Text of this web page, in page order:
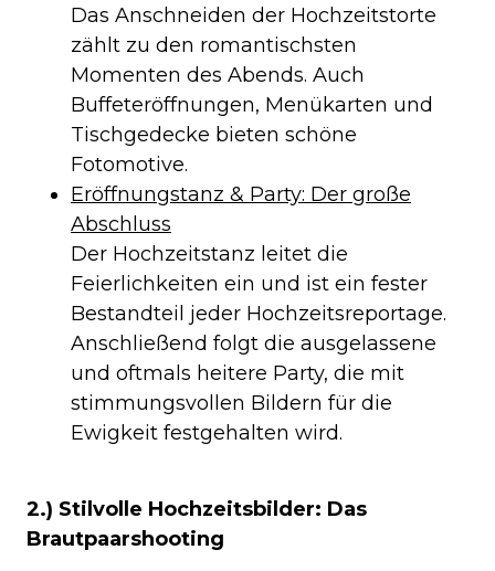
Das Anschneiden der Hochzeitstorte
zählt zu den romantischsten
Momenten des Abends. Auch
Buffeteröffnungen, Menükarten und
Tischgedecke bieten schöne
Fotomotive.
Eröffnungstanz & Party: Der große
Abschluss
Der Hochzeitstanz leitet die
Feierlichkeiten ein und ist ein fester
Bestandteil jeder Hochzeitsreportage.
Anschließend folgt die ausgelassene
und oftmals heitere Party, die mit
stimmungsvollen Bildern für die
Ewigkeit festgehalten wird.
2.) Stilvolle Hochzeitsbilder: Das
Brautpaarshooting